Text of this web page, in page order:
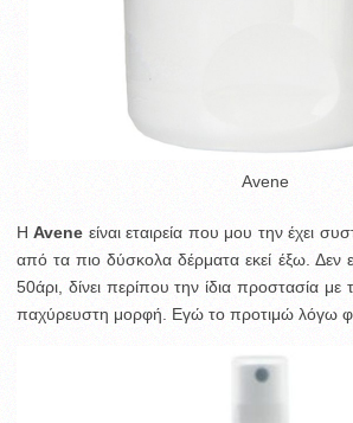
Avene
ΗAvene είναι εταιρεία που μου την έχει
από τα πιο δύσκολα δέρματα εκεί έξω. Δεν
50άρι, δίνει περίπου την ίδια προστασία
παχύρευστη μορφή. Εγώ το προτιμώ λόγω